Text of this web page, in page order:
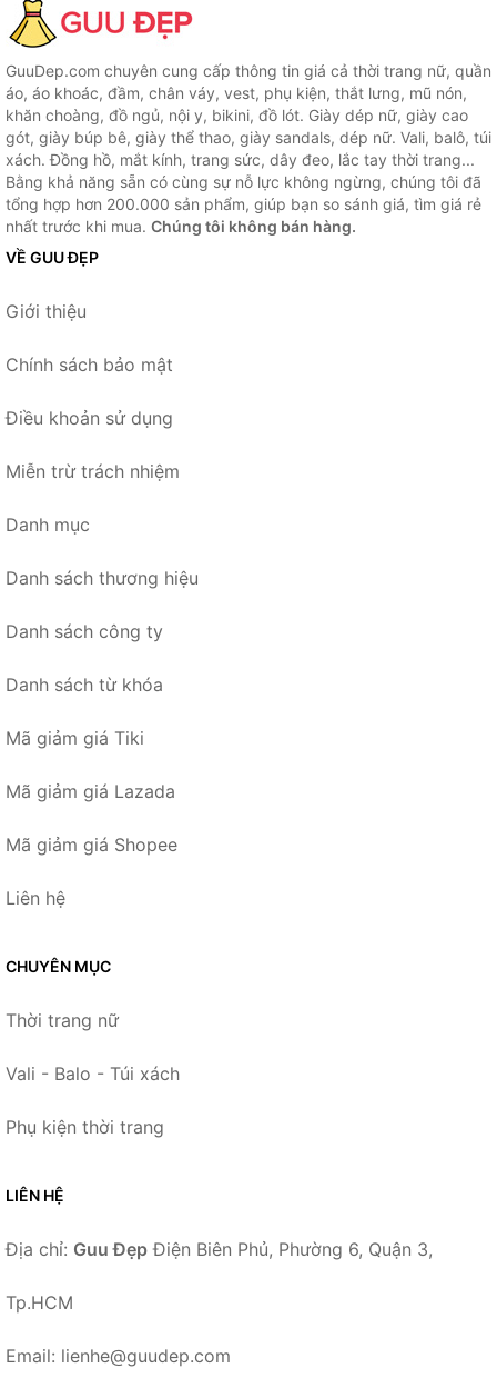
GuuDep.com chuyên cung cấp thông tin giá cả thời trang nữ, quần
áo, áo khoác, đầm, chân váy, vest, phụ kiện, thắt lưng, mũ nón,
khăn choàng, đồ ngủ, nội y, bikini, đồ lót. Giày dép nữ, giày cao
gót, giày búp bê, giày thể thao, giày sandals, dép nữ. Vali, balô, túi
xách. Đồng hồ, mắt kính, trang sức, dây đeo, lắc tay thời trang...
Bằng khả năng sẵn có cùng sự nỗ lực không ngừng, chúng tôi đã
tổng hợp hơn 200.000 sản phẩm, giúp bạn so sánh giá, tìm giá rẻ
nhất trước khi mua. Chúng tôi không bán hàng.
VỀ GUU ĐẸP
Giới thiệu
Chính sách bảo mật
Điều khoản sử dụng
Miễn trừ trách nhiệm
Danh mục
Danh sách thương hiệu
Danh sách công ty
Danh sách từ khóa
Mã giảm giá Tiki
Mã giảm giá Lazada
Mã giảm giá Shopee
Liên hệ
CHUYÊN MỤC
Thời trang nữ
Vali - Balo - Túi xách
Phụ kiện thời trang
LIÊN HỆ
Địa chỉ: Guu Đẹp Điện Biên Phủ, Phường 6, Quận 3,
Tp.HCM
Email: lienhe@guudep.com